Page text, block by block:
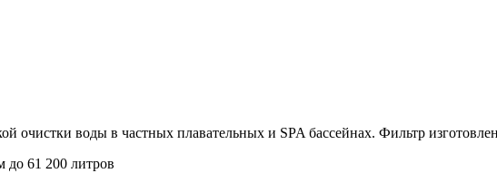
очистки воды в частных плавательных и SPA бассейнах. Фильтр
до 61 200 литров